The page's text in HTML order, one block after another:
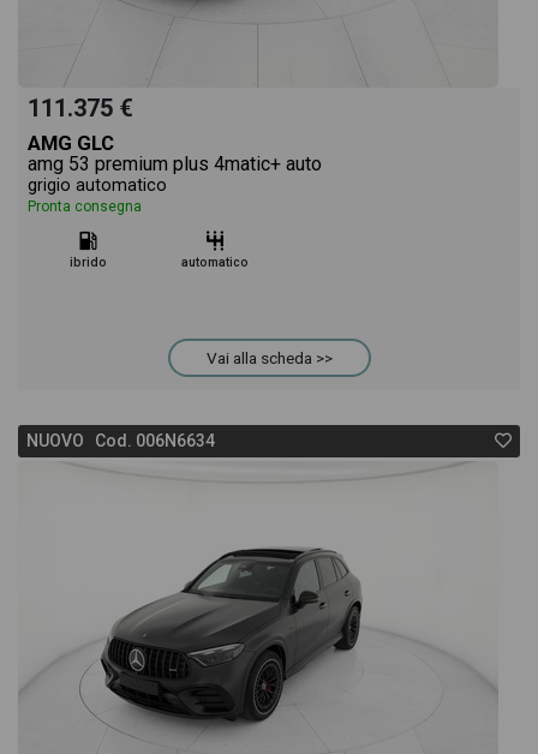
111.375 €
AMG GLC
amg 53 premium plus 4matic+ auto
grigio automatico
Pronta consegna
ibrido automatico
Vai alla scheda >>
NUOVO Cod. 006N6634